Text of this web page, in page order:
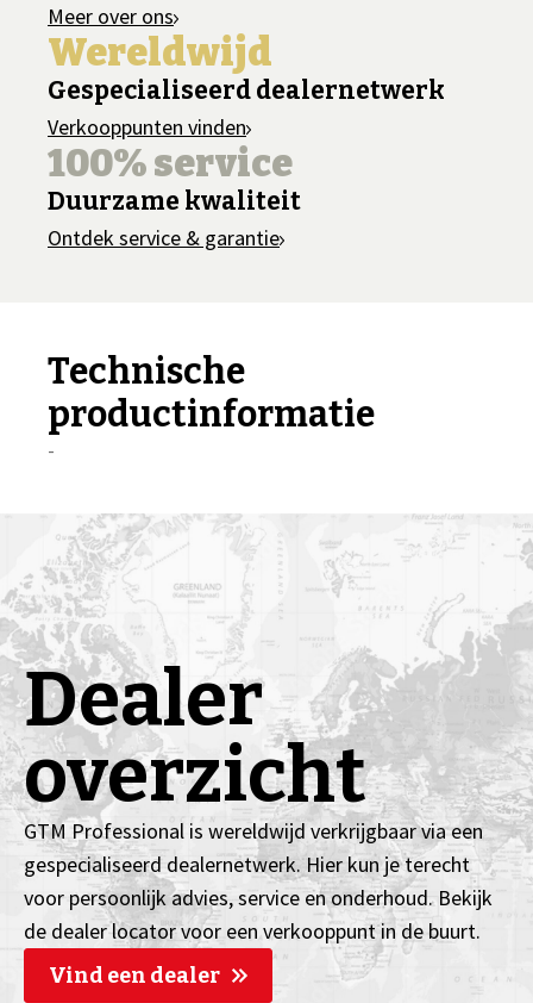
Meer over ons
Wereldwijd
Gespecialiseerd dealernetwerk
Verkooppunten vinden
100% service
Duurzame kwaliteit
Ontdek service & garantie
Technische
productinformatie
-
Dealer
overzicht
GTM Professional is wereldwijd verkrijgbaar via een
gespecialiseerd dealernetwerk. Hier kun je terecht
voor persoonlijk advies, service en onderhoud. Bekijk
de dealer locator voor een verkooppunt in de buurt.
Vind een dealer